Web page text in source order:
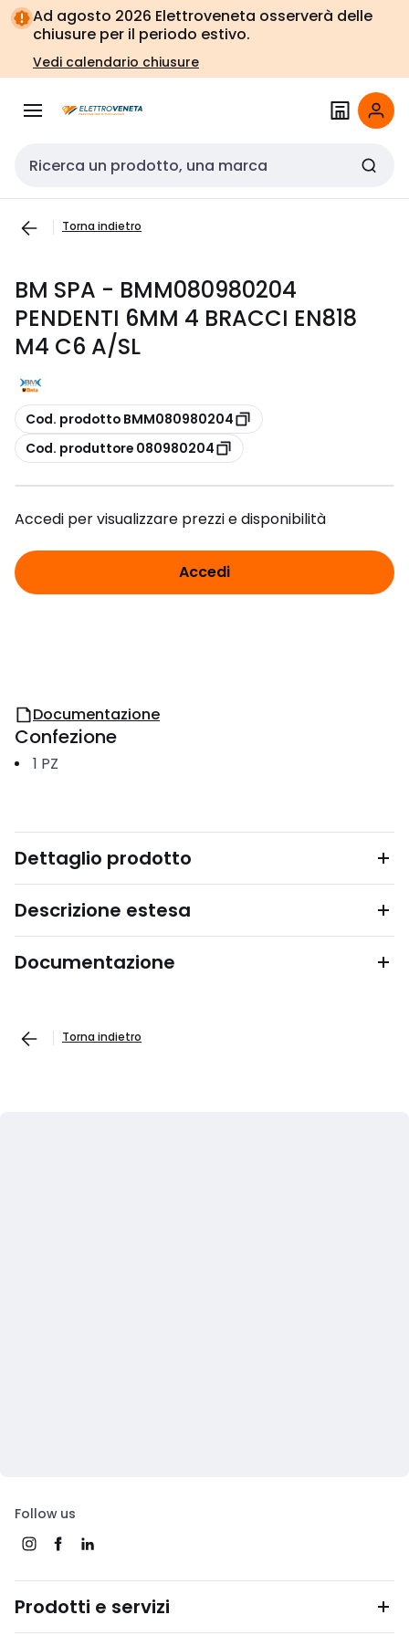
Vai alla
navigazione
Vai
alla
pagina
Ad agosto 2026 Elettroveneta osserverà delle
chiusure per il periodo estivo.
Vedi calendario chiusure
Cerca input
Torna indietro
BM SPA - BMM080980204
PENDENTI 6MM 4 BRACCI EN818
M4 C6 A/SL
copia
Cod. prodotto BMM080980204
copia
Cod. produttore 080980204
Accedi per visualizzare prezzi e disponibilità
Accedi
Documentazione
Confezione
1 PZ
Dettaglio prodotto
Descrizione estesa
Documentazione
Torna indietro
Follow us
Prodotti e servizi